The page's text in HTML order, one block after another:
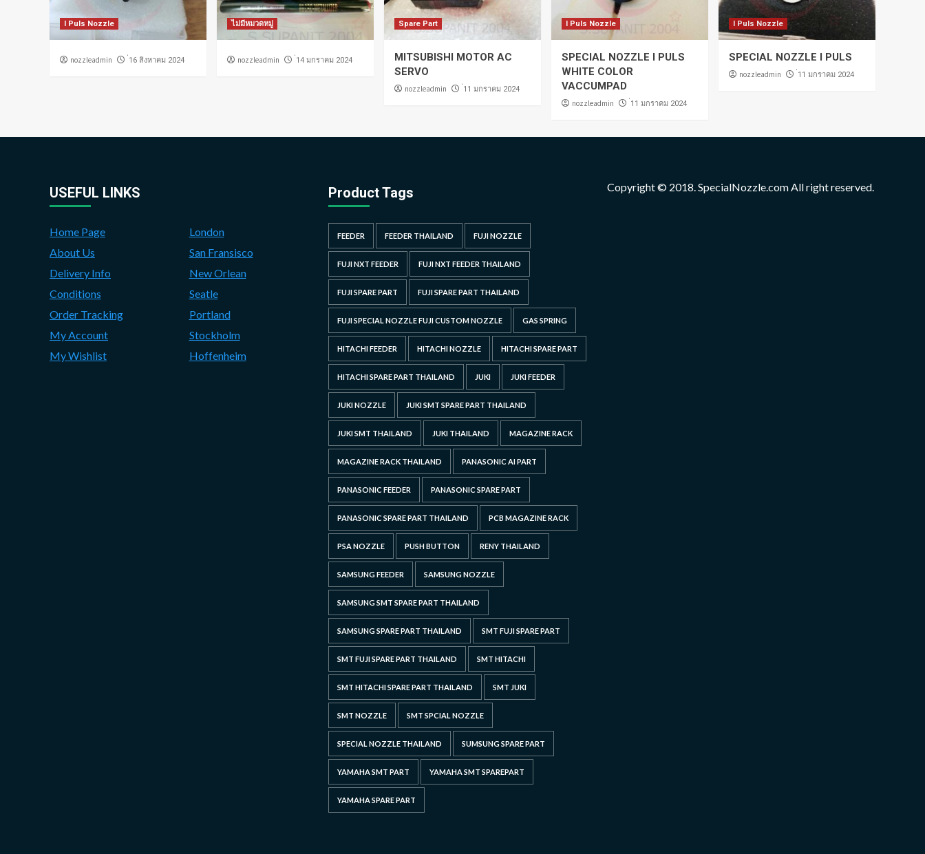
I Puls Nozzle
nozzleadmin ่16 สิงหาคม 2024
ไม่มีหมวดหมู่
nozzleadmin ่14 มกราคม 2024
Spare Part
MITSUBISHI MOTOR AC
SERVO
nozzleadmin ่11 มกราคม 2024
I Puls Nozzle
SPECIAL NOZZLE I PULS
WHITE COLOR
VACCUMPAD
nozzleadmin ่11 มกราคม 2024
I Puls Nozzle
SPECIAL NOZZLE I PULS
nozzleadmin ่11 มกราคม 2024
USEFUL LINKS
Home Page
About Us
Delivery Info
Conditions
Order Tracking
My Account
My Wishlist
London
San Fransisco
New Orlean
Seatle
Portland
Stockholm
Hoffenheim
Product Tags
FEEDER FEEDER THAILAND FUJI NOZZLE
FUJI NXT FEEDER FUJI NXT FEEDER THAILAND
FUJI SPARE PART FUJI SPARE PART THAILAND
FUJI SPECIAL NOZZLE FUJI CUSTOM NOZZLE GAS SPRING
HITACHI FEEDER HITACHI NOZZLE HITACHI SPARE PART
HITACHI SPARE PART THAILAND JUKI JUKI FEEDER
JUKI NOZZLE JUKI SMT SPARE PART THAILAND
JUKI SMT THAILAND JUKI THAILAND MAGAZINE RACK
MAGAZINE RACK THAILAND PANASONIC AI PART
PANASONIC FEEDER PANASONIC SPARE PART
PANASONIC SPARE PART THAILAND PCB MAGAZINE RACK
PSA NOZZLE PUSH BUTTON RENY THAILAND
SAMSUNG FEEDER SAMSUNG NOZZLE
SAMSUNG SMT SPARE PART THAILAND
SAMSUNG SPARE PART THAILAND SMT FUJI SPARE PART
SMT FUJI SPARE PART THAILAND SMT HITACHI
SMT HITACHI SPARE PART THAILAND SMT JUKI
SMT NOZZLE SMT SPCIAL NOZZLE
SPECIAL NOZZLE THAILAND SUMSUNG SPARE PART
YAMAHA SMT PART YAMAHA SMT SPAREPART
YAMAHA SPARE PART
Copyright © 2018. SpecialNozzle.com All right reserved.